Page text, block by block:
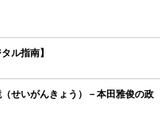
ル指南】
せいがんきょう）－本田雅俊の政